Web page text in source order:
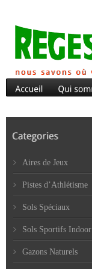
Aires de Jeux
Pistes d’Athlétisme
Sols Spéciaux
Sols Sportifs Indoor
Gazons Naturels